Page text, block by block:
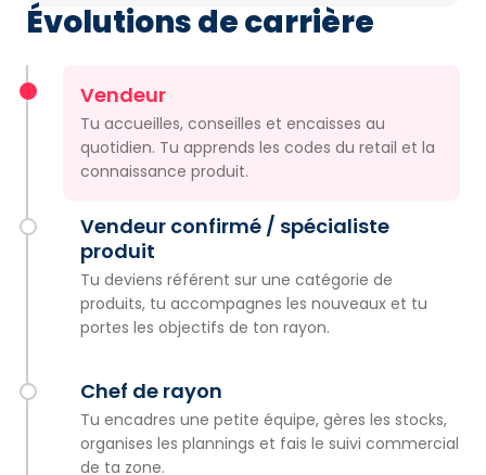
Évolutions de carrière
Vendeur
Tu accueilles, conseilles et encaisses au
quotidien. Tu apprends les codes du retail et la
connaissance produit.
Vendeur confirmé / spécialiste
produit
Tu deviens référent sur une catégorie de
produits, tu accompagnes les nouveaux et tu
portes les objectifs de ton rayon.
Chef de rayon
Tu encadres une petite équipe, gères les stocks,
organises les plannings et fais le suivi commercial
de ta zone.